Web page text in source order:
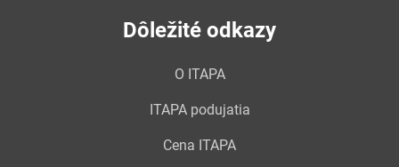
Dôležité odkazy
O ITAPA
ITAPA podujatia
Cena ITAPA